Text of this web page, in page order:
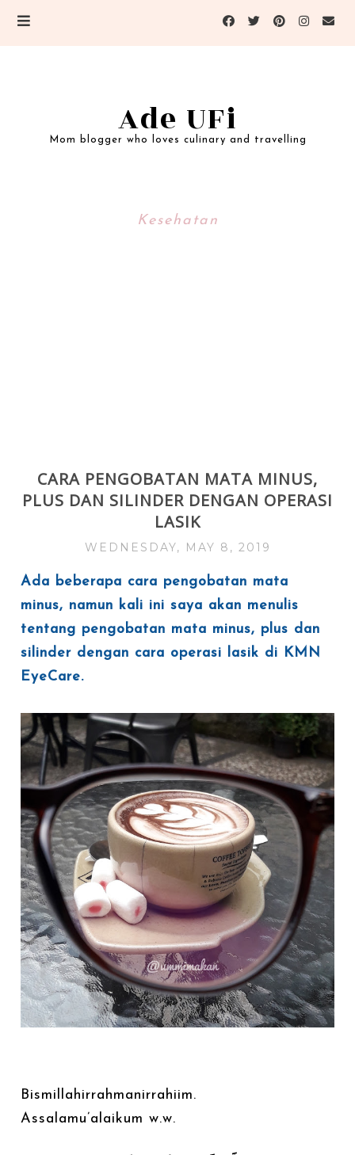
Ade UFi
Mom blogger who loves culinary and travelling
Kesehatan
CARA PENGOBATAN MATA MINUS,
PLUS DAN SILINDER DENGAN OPERASI
LASIK
WEDNESDAY, MAY 8, 2019
Ada beberapa cara pengobatan mata
minus, namun kali ini saya akan menulis
tentang pengobatan mata minus, plus dan
silinder dengan cara operasi lasik di KMN
EyeCare.
Bismillahirrahmanirrahiim.
Assalamu’alaikum w.w.